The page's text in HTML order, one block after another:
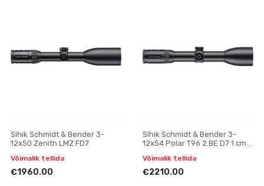
Sihik Schmidt & Bender 3-
12x50 Zenith LMZ FD7
Võimalik tellida
€1960.00
Sihik Schmidt & Bender 3-
12x54 Polar T96 2.BE D7 1 cm
Võimalik tellida
€2210.00